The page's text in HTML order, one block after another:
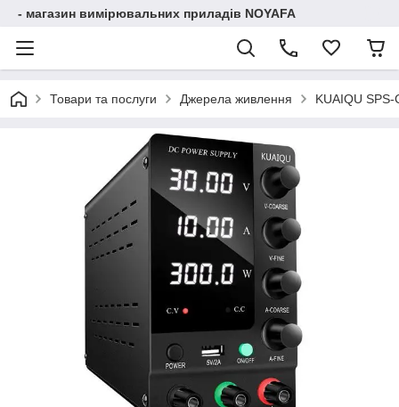
- магазин вимірювальних приладів NOYAFA
Товари та послуги Джерела живлення KUAIQU